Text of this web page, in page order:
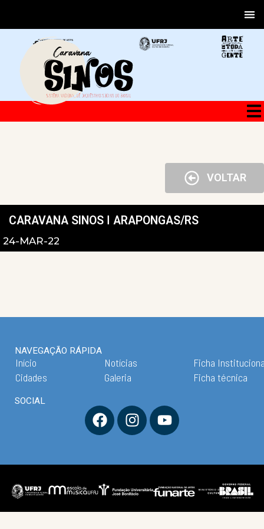
VOLTAR
CARAVANA SINOS ǀ ARAPONGAS/RS
24-MAR-22
NAVEGAÇÃO RÁPIDA
Início
Cidades
Notícias
Galeria
Ficha
Ficha técnica
SOCIAL